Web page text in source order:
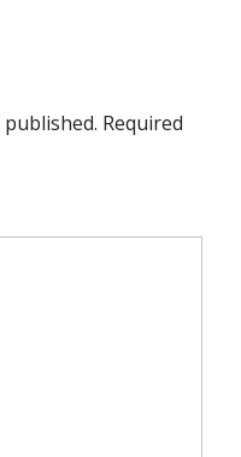
Required